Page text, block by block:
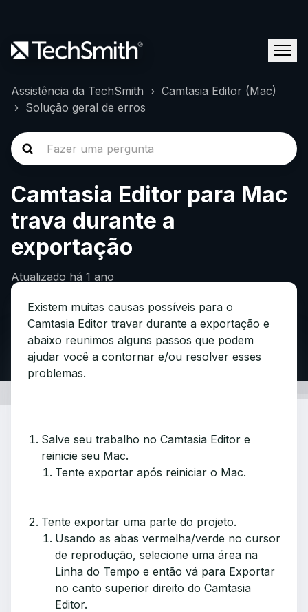
Assistência da TechSmith
Camtasia Editor (Mac)
Solução geral de erros
Camtasia Editor para Mac
trava durante a
exportação
Atualizado há 1 ano
Existem muitas causas possíveis para o
Camtasia Editor travar durante a exportação e
abaixo reunimos alguns passos que podem
ajudar você a contornar e/ou resolver esses
problemas.
Salve seu trabalho no Camtasia Editor e
reinicie seu Mac.
Tente exportar após reiniciar o Mac.
Tente exportar uma parte do projeto.
Usando as abas vermelha/verde no cursor
de reprodução, selecione uma área na
Linha do Tempo e então vá para Exportar
no canto superior direito do Camtasia
Editor.